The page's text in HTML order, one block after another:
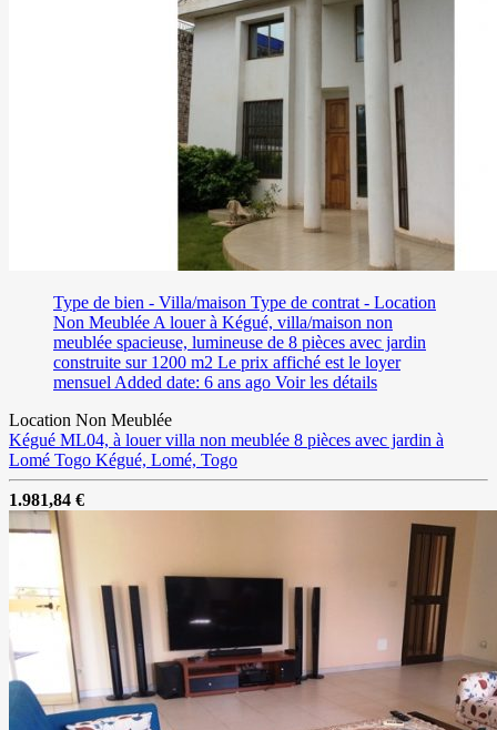
Type de bien - Villa/maison Type de contrat - Location
Non Meublée A louer à Kégué, villa/maison non
meublée spacieuse, lumineuse de 8 pièces avec jardin
construite sur 1200 m2 Le prix affiché est le loyer
mensuel Added date: 6 ans ago Voir les détails
Location Non Meublée
Kégué ML04, à louer villa non meublée 8 pièces avec jardin à
Lomé Togo Kégué, Lomé, Togo
1.981,84 €